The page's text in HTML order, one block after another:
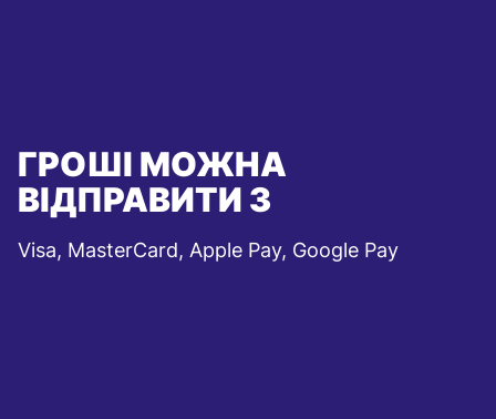
ГРОШІ МОЖНА
ВІДПРАВИТИ З
Visa, MasterCard, Apple Pay, Google Pay